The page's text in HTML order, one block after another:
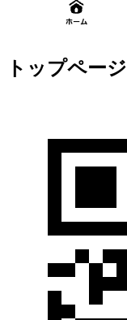
トップページ